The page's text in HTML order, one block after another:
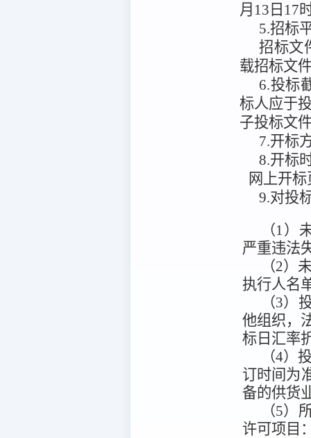
月13日17
5.招标
招标文
载招标文
6.投标
标人应于
子投标文
7.开标
8.开标
网上开
9.对投
（1）
严重违法
（2）
执行人名
（3）
他组织，
标日汇率
（4）
订时间为
备的供货
（5）
许可项目